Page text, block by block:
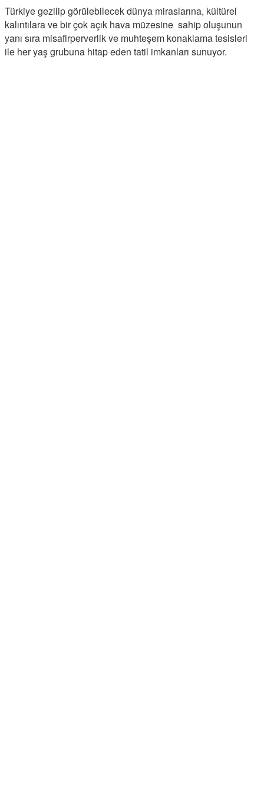
Türkiye gezilip görülebilecek dünya miraslarına, kültürel
kalıntılara ve bir çok açık hava müzesine sahip oluşunun
yanı sıra misafirperverlik ve muhteşem konaklama tesisleri
ile her yaş grubuna hitap eden tatil imkanları sunuyor.